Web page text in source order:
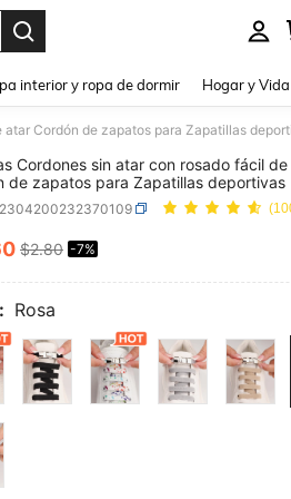
interior y ropa de dormir Hogar y Vida
Cordón de zapatos para Zapatillas
Cordones sin atar con rosado fácil
de zapatos para Zapatillas deportivas
AND
$2.80 -7%
Rosa